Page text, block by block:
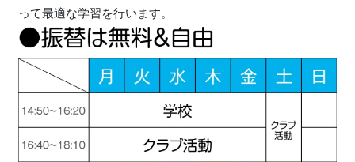
って最適な学習を行います。